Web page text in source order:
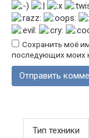
Сохранить моё
последующих моих
Тип техники